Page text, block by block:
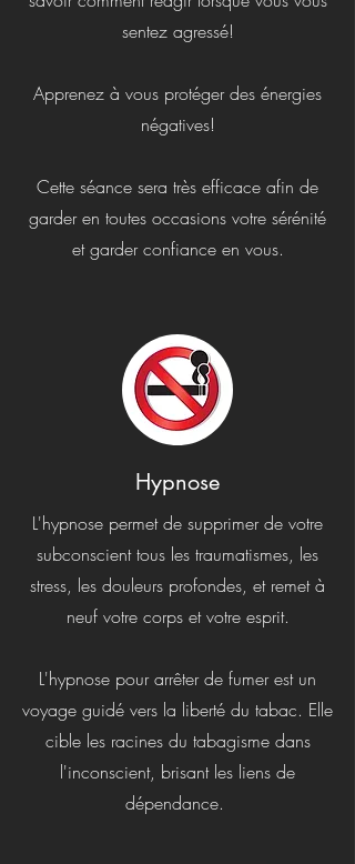
sentez agressé!
Apprenez à vous protéger des énergies
négatives!
Cette séance sera très efficace afin de
garder en toutes occasions votre sérénité
et garder confiance en vous.
Hypnose
L'hypnose permet de supprimer de votre
subconscient tous les traumatismes, les
stress, les douleurs profondes, et remet à
neuf votre corps et votre esprit.
L'hypnose pour arrêter de fumer est un
voyage guidé vers la liberté du tabac. Elle
cible les racines du tabagisme dans
l'inconscient, brisant les liens de
dépendance.